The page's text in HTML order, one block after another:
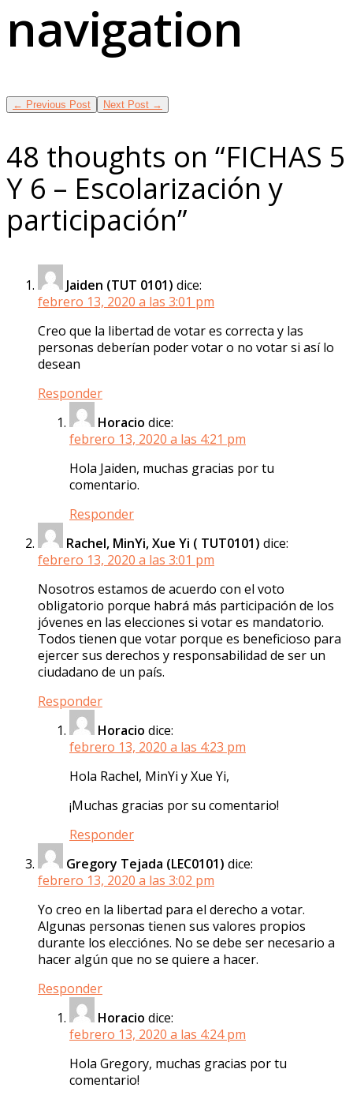
navigation
← Previous Post Next Post →
48 thoughts on “FICHAS 5
Y 6 – Escolarización y
participación”
Jaiden (TUT 0101) dice:
febrero 13, 2020 a las 3:01 pm
Creo que la libertad de votar es correcta y las
personas deberían poder votar o no votar si así lo
desean
Responder
Horacio dice:
febrero 13, 2020 a las 4:21 pm
Hola Jaiden, muchas gracias por tu
comentario.
Responder
Rachel, MinYi, Xue Yi ( TUT0101) dice:
febrero 13, 2020 a las 3:01 pm
Nosotros estamos de acuerdo con el voto
obligatorio porque habrá más participación de los
jóvenes en las elecciones si votar es mandatorio.
Todos tienen que votar porque es beneficioso para
ejercer sus derechos y responsabilidad de ser un
ciudadano de un país.
Responder
Horacio dice:
febrero 13, 2020 a las 4:23 pm
Hola Rachel, MinYi y Xue Yi,
¡Muchas gracias por su comentario!
Responder
Gregory Tejada (LEC0101) dice:
febrero 13, 2020 a las 3:02 pm
Yo creo en la libertad para el derecho a votar.
Algunas personas tienen sus valores propios
durante los elecciónes. No se debe ser necesario a
hacer algún que no se quiere a hacer.
Responder
Horacio dice:
febrero 13, 2020 a las 4:24 pm
Hola Gregory, muchas gracias por tu
comentario!